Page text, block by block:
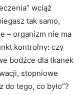
wciąż
tak samo,
– organizm nie ma
kontrolny: czy
bodźce dla tkanek
stopniowe
do tego, co było”?